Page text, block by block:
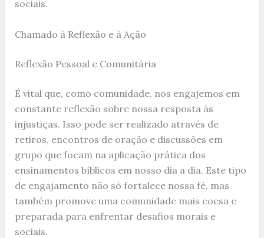
sociais.
Chamado à Reflexão e à Ação
Reflexão Pessoal e Comunitária
É vital que, como comunidade, nos engajemos em
constante reflexão sobre nossa resposta às
injustiças. Isso pode ser realizado através de
retiros, encontros de oração e discussões em
grupo que focam na aplicação prática dos
ensinamentos bíblicos em nosso dia a dia. Este tipo
de engajamento não só fortalece nossa fé, mas
também promove uma comunidade mais coesa e
preparada para enfrentar desafios morais e
sociais.